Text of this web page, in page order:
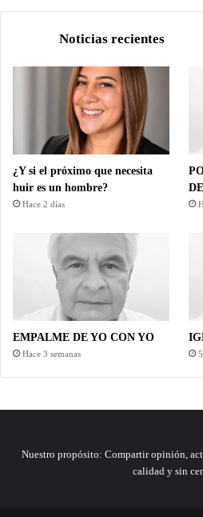
Noticias recientes
¿Y si el próximo que necesita
huir es un hombre?
Hace 2 días
EMPALME DE YO CON YO
Hace 3 semanas
Nuestro propósito: Compartir opinión,
calidad y sin